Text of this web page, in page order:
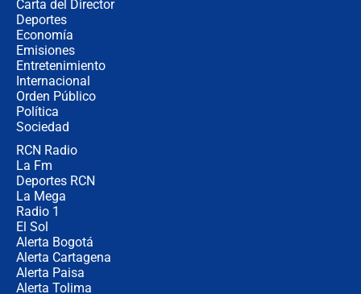
Carta del Director
Deportes
Economía
Emisiones
Entretenimiento
Internacional
Orden Público
Política
Sociedad
RCN Radio
La Fm
Deportes RCN
La Mega
Radio 1
El Sol
Alerta Bogotá
Alerta Cartagena
Alerta Paisa
Alerta Tolima